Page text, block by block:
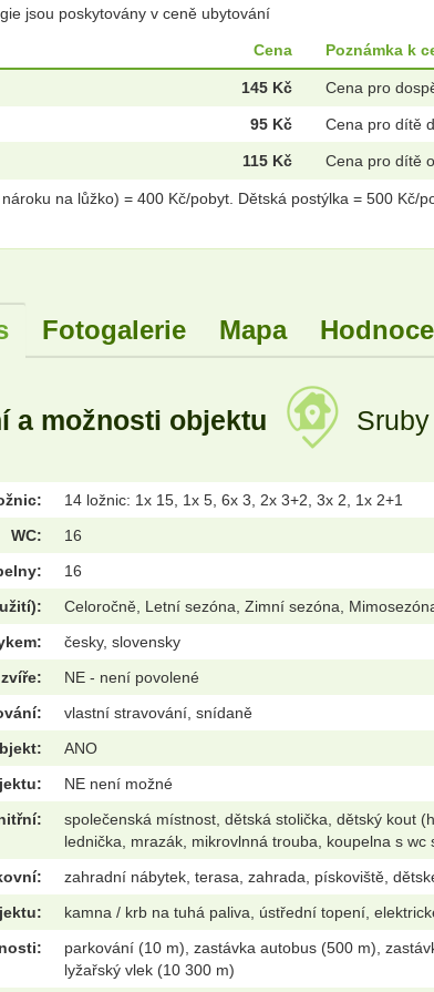
jsou poskytovány v ceně ubytování
Cena Poznámka k
145 Kč Cena pro
95 Kč Cena pro dítě
115 Kč Cena pro dítě
na lůžko) = 400 Kč/pobyt. Dětská postýlka = 500
Fotogalerie Mapa
a možnosti objektu
14 ložnic: 1x 15, 1x 5, 6x 3, 2x 3+2, 3x 2, 1x 2+1
WC:
16
16
Celoročně, Letní sezóna, Zimní sezóna,
česky, slovensky
NE - není povolené
vlastní stravování, snídaně
ANO
NE není možné
společenská místnost, dětská stolička, dětský kout
lednička, mrazák, mikrovlnná trouba, koupelna s
zahradní nábytek, terasa, zahrada, pískoviště,
kamna / krb na tuhá paliva, ústřední topení,
parkování (10 m), zastávka autobus (500 m),
lyžařský vlek (10 300 m)